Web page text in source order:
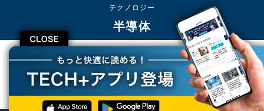
CLOSE
テクノロジー
半導体
TECH+ テクノロジー
半導体
オシロでGaN/SiCの波形確認を可能としたテクトロニクス- SEMICON Japan